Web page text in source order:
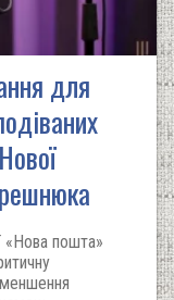
для
«Нова пошта»